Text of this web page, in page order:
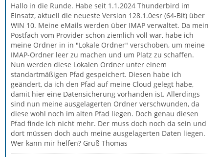
Hallo in die Runde. Habe seit 1.1.2024 Thunderbird im
Einsatz, aktuell die neueste Version 128.1.0esr (64-Bit) über
WIN 10. Meine eMails werden über IMAP verwaltet. Da mein
Postfach vom Provider schon ziemlich voll war, habe ich
meine Ordner in in "Lokale Ordner" verschoben, um meine
IMAP-Ordner leer zu machen und um Platz zu schaffen.
Nun werden diese Lokalen Ordner unter einem
standartmäßigen Pfad gespeichert. Diesen habe ich
geändert, da ich den Pfad auf meine Cloud gelegt habe,
damit hier eine Datensicherung vorhanden ist. Allerdings
sind nun meine ausgelagerten Ordner verschwunden, da
diese wohl noch im alten Pfad liegen. Doch genau diesen
Pfad finde ich nicht mehr. Der muss doch noch da sein und
dort müssen doch auch meine ausgelagerten Daten liegen.
Wer kann mir helfen? Gruß Thomas